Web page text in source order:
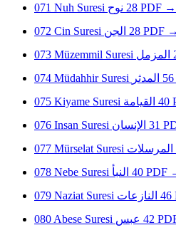
071 Nuh Suresi نوح 28 PDF →
072 Cin Suresi الجن 28 PDF →
073 Müzemmil Suresi المزمل
074 Müdahhir Suresi المدثر 56
075 Kiyame Suresi القيامة 40
076 Insan Suresi الإنسان 31
077 Mürselat Suresi المرسلات
078 Nebe Suresi النبأ 40 PDF
079 Naziat Suresi النازعات 46
080 Abese Suresi عبس 42